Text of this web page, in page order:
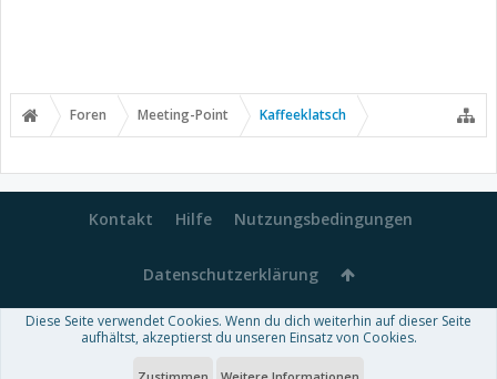
Foren Meeting-Point Kaffeeklatsch
Kontakt Hilfe Nutzungsbedingungen
Datenschutzerklärung
Forum software by XenForo™-Deutsch von xenDach
Theme designed byThemeHouse
Diese Seite verwendet Cookies. Wenn du dich weiterhin auf dieser Seite
aufhältst, akzeptierst du unseren Einsatz von Cookies.